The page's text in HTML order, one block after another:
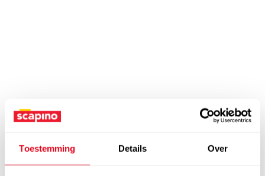
Toestemming Details Over